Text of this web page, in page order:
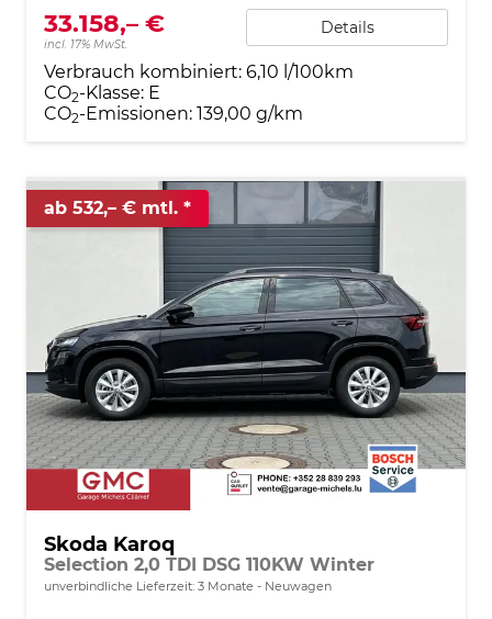
33.158,– €
incl. 17% MwSt.
Details
Verbrauch kombiniert: 6,10 l/100km
CO2-Klasse: E
CO2-Emissionen: 139,00 g/km
ab 532,– € mtl.
Skoda Karoq
Selection 2,0 TDI DSG 110KW Winter
unverbindliche Lieferzeit: 3 Monate Neuwagen